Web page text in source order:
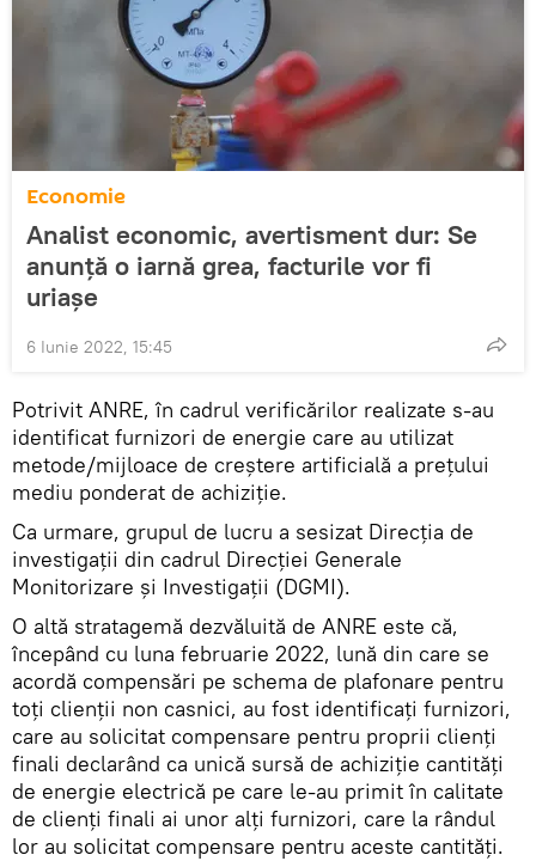
Economie
Analist economic, avertisment dur: Se
anunță o iarnă grea, facturile vor fi
uriașe
6 Iunie 2022, 15:45
Potrivit ANRE, în cadrul verificărilor realizate s-au
identificat furnizori de energie care au utilizat
metode/mijloace de creștere artificială a prețului
mediu ponderat de achiziție.
Ca urmare, grupul de lucru a sesizat Direcția de
investigații din cadrul Direcției Generale
Monitorizare și Investigații (DGMI).
O altă stratagemă dezvăluită de ANRE este că,
începând cu luna februarie 2022, lună din care se
acordă compensări pe schema de plafonare pentru
toți clienții non casnici, au fost identificați furnizori,
care au solicitat compensare pentru proprii clienți
finali declarând ca unică sursă de achiziție cantități
de energie electrică pe care le-au primit în calitate
de clienți finali ai unor alți furnizori, care la rândul
lor au solicitat compensare pentru aceste cantități.